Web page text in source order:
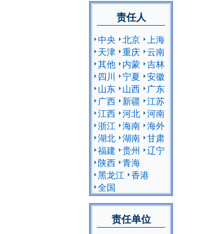
责任人
中央 北京
上海
天津 重庆 云南
其他 内蒙 吉林
四川
宁夏 安徽
山东 山西
广东
广西 新疆 江苏
江西 河北 河南
浙江 海南 海外
湖北 湖南 甘肃
福建 贵州
辽宁
陕西 青海
黑龙江 香港
全国
责任单位